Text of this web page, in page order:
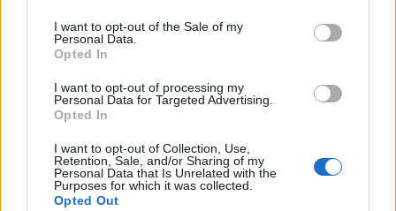
consent section.
I want to opt-out of the Sale of my
Personal Data.
Opted In
I want to opt-out of processing my
Personal Data for Targeted Advertising.
Opted In
I want to opt-out of Collection, Use,
Retention, Sale, and/or Sharing of my
Personal Data that Is Unrelated with the
Purposes for which it was collected.
Opted Out
ημέρα Δευτέρα.
Οι υποψήφιοι μπορούν να απευθύνονται στην εταιρεία
ΟΣΕ Α.Ε. καθημερινά (09:00-15:00), στα τηλέφωνα 210-
5297843 και 210-5297898 (για θέματα της προκήρυξης).
Η ΠΡΟΚΗΡΥΞΗ ΟΣΕ
ΟΑΕΔ ΔΥΠΑ: 30.000 θέσεις εργασίας